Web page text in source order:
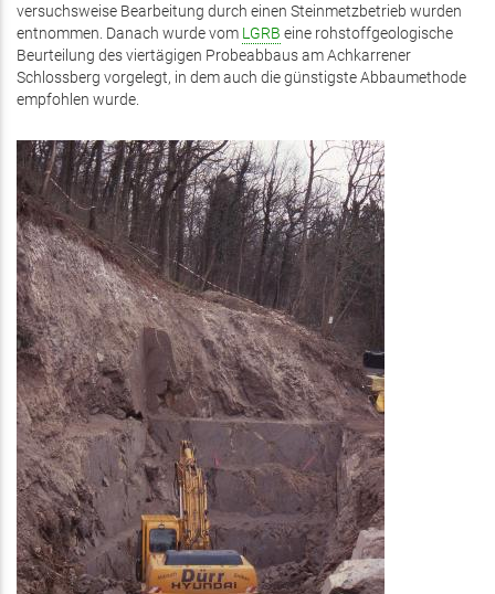
versuchsweise Bearbeitung durch einen Steinmetzbetrieb wurden
entnommen. Danach wurde vom LGRB eine rohstoffgeologische
Beurteilung des viertägigen Probeabbaus am Achkarrener
Schlossberg vorgelegt, in dem auch die günstigste Abbaumethode
empfohlen wurde.